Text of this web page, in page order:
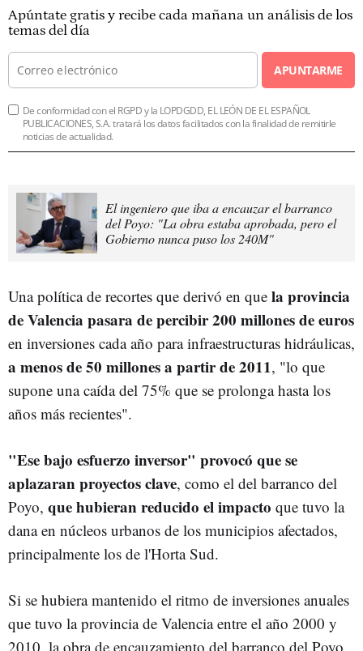
Apúntate gratis y recibe cada mañana un análisis de los
temas del día
APUNTARME
De conformidad con el RGPD y la LOPDGDD, EL LEÓN DE EL ESPAÑOL
PUBLICACIONES, S.A. tratará los datos facilitados con la finalidad de remitirle
noticias de actualidad.
El ingeniero que iba a encauzar el barranco
del Poyo: "La obra estaba aprobada, pero el
Gobierno nunca puso los 240M"
Una política de recortes que derivó en que la provincia
de Valencia pasara de percibir 200 millones de euros
en inversiones cada año para infraestructuras hidráulicas,
a menos de 50 millones a partir de 2011, "lo que
supone una caída del 75% que se prolonga hasta los
años más recientes".
"Ese bajo esfuerzo inversor" provocó que se
aplazaran proyectos clave, como el del barranco del
Poyo, que hubieranreducido el impacto que tuvo la
dana en núcleos urbanos de los municipios afectados,
principalmente los de l'Horta Sud.
Si se hubiera mantenido el ritmo de inversiones anuales
que tuvo la provincia de Valencia entre el año 2000 y
2010, la obra de encauzamiento del barranco del Poyo